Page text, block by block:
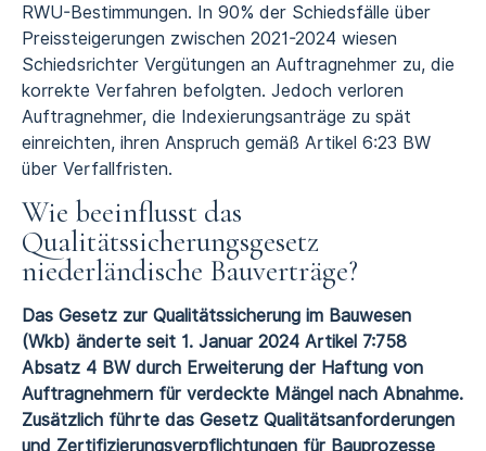
RWU-Bestimmungen. In 90% der Schiedsfälle über
Preissteigerungen zwischen 2021-2024 wiesen
Schiedsrichter Vergütungen an Auftragnehmer zu, die
korrekte Verfahren befolgten. Jedoch verloren
Auftragnehmer, die Indexierungsanträge zu spät
einreichten, ihren Anspruch gemäß Artikel 6:23 BW
über Verfallfristen.
Wie beeinflusst das
Qualitätssicherungsgesetz
niederländische Bauverträge?
Das Gesetz zur Qualitätssicherung im Bauwesen
(Wkb) änderte seit 1. Januar 2024 Artikel 7:758
Absatz 4 BW durch Erweiterung der Haftung von
Auftragnehmern für verdeckte Mängel nach Abnahme.
Zusätzlich führte das Gesetz Qualitätsanforderungen
und Zertifizierungsverpflichtungen für Bauprozesse